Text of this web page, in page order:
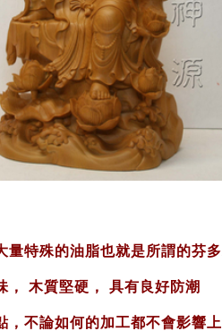
量特殊的油脂也就是所謂的芬
， 木質堅硬， 具有良好防潮
，不論如何的加工都不會影響